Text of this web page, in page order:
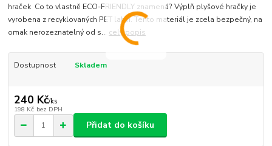
hraček Co to vlastně ECO-FRIENDLY znamená? Výplň plyšové hračky je
vyrobena z recyklovaných PET lahví. Tento materiál je zcela bezpečný, na
omak nerozeznatelný od s... celý popis
Dostupnost Skladem
240 Kč/ks
198 Kč bez DPH
Přidat do košíku